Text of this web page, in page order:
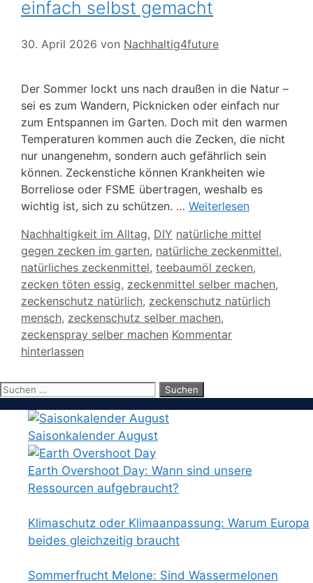
einfach selbst gemacht
30. April 2026 von Nachhaltig4future
Der Sommer lockt uns nach draußen in die Natur –
sei es zum Wandern, Picknicken oder einfach nur
zum Entspannen im Garten. Doch mit den warmen
Temperaturen kommen auch die Zecken, die nicht
nur unangenehm, sondern auch gefährlich sein
können. Zeckenstiche können Krankheiten wie
Borreliose oder FSME übertragen, weshalb es
wichtig ist, sich zu schützen. … Weiterlesen
Kategorien
Nachhaltigkeit im Alltag, DIY Schlagwörter
natürliche mittel
gegen zecken im garten, natürliche zeckenmittel,
natürliches zeckenmittel, teebaumöl zecken,
zecken töten essig, zeckenmittel selber machen,
zeckenschutz natürlich, zeckenschutz natürlich
mensch, zeckenschutz selber machen,
zeckenspray selber machen Kommentar
hinterlassen
Suchen
Saisonkalender August
Earth Overshoot Day: Wann sind unsere
Ressourcen aufgebraucht?
Klimaschutz oder Klimaanpassung: Warum Europa
beides gleichzeitig braucht
Sommerfrucht Melone: Sind Wassermelonen